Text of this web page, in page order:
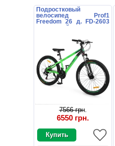
Подростковый
велосипед Prof1
Freedom 26 д. FD-2603
салатовый
7566 грн.
6550 грн.